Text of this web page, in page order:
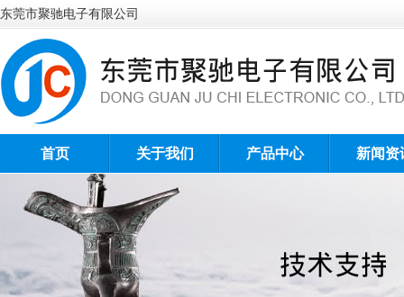
东莞市聚驰电子有限公司
首页 关于我们 产品中心 新闻资